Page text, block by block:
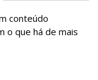
conteúdo
o que há de mais